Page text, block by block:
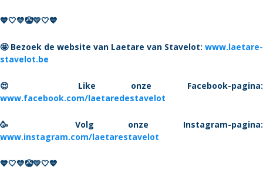
💙🤍💛🤡💛🤍💙
🤩 Bezoek de website van Laetare van Stavelot: www.laetare-
stavelot.be
😍 Like onze Facebook-pagina:
www.facebook.com/laetaredestavelot
🥳 Volg onze Instagram-pagina:
www.instagram.com/laetarestavelot
💙🤍💛🤡💛🤍💙